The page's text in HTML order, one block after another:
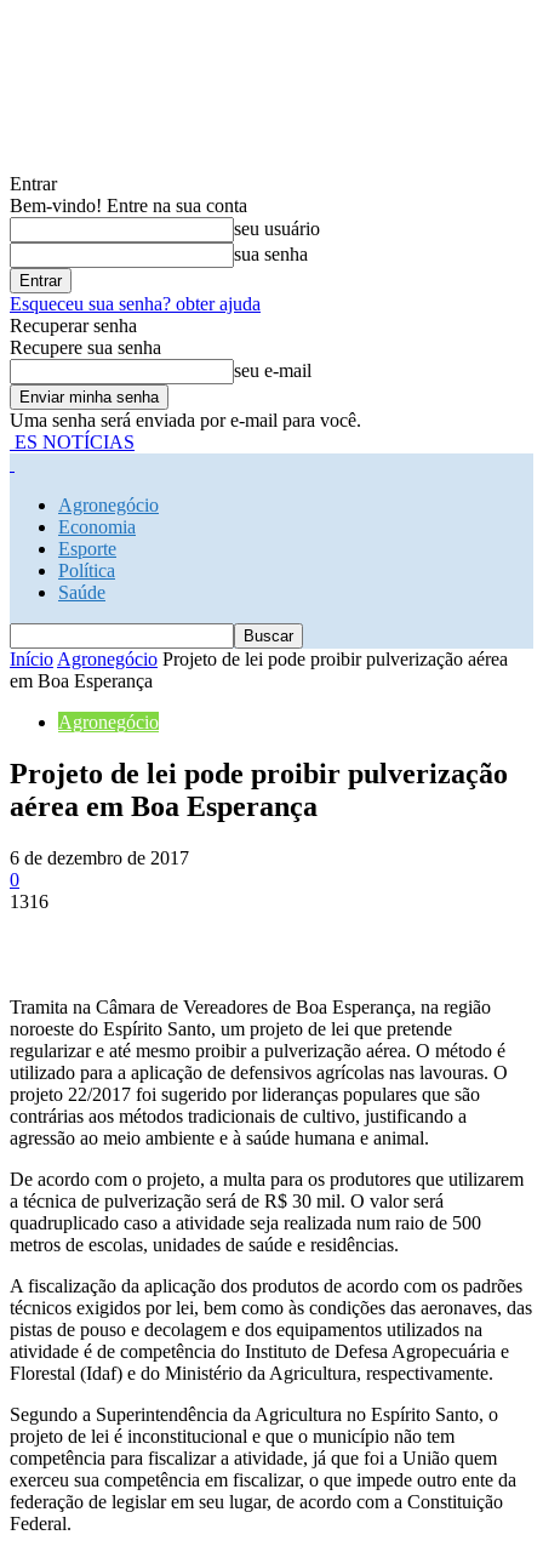
Entrar
Bem-vindo! Entre na sua conta
seu usuário
sua senha
Esqueceu sua senha? obter ajuda
Recuperar senha
Recupere sua senha
seu e-mail
Uma senha será enviada por e-mail para você.
ES NOTÍCIAS
Agronegócio
Economia
Esporte
Política
Saúde
Início Agronegócio Projeto de lei pode proibir pulverização aérea
em Boa Esperança
Agronegócio
Projeto de lei pode proibir pulverização
aérea em Boa Esperança
6 de dezembro de 2017
0
1316
Tramita na Câmara de Vereadores de Boa Esperança, na região
noroeste do Espírito Santo, um projeto de lei que pretende
regularizar e até mesmo proibir a pulverização aérea. O método é
utilizado para a aplicação de defensivos agrícolas nas lavouras. O
projeto 22/2017 foi sugerido por lideranças populares que são
contrárias aos métodos tradicionais de cultivo, justificando a
agressão ao meio ambiente e à saúde humana e animal.
De acordo com o projeto, a multa para os produtores que utilizarem
a técnica de pulverização será de R$ 30 mil. O valor será
quadruplicado caso a atividade seja realizada num raio de 500
metros de escolas, unidades de saúde e residências.
A fiscalização da aplicação dos produtos de acordo com os padrões
técnicos exigidos por lei, bem como às condições das aeronaves, das
pistas de pouso e decolagem e dos equipamentos utilizados na
atividade é de competência do Instituto de Defesa Agropecuária e
Florestal (Idaf) e do Ministério da Agricultura, respectivamente.
Segundo a Superintendência da Agricultura no Espírito Santo, o
projeto de lei é inconstitucional e que o município não tem
competência para fiscalizar a atividade, já que foi a União quem
exerceu sua competência em fiscalizar, o que impede outro ente da
federação de legislar em seu lugar, de acordo com a Constituição
Federal.